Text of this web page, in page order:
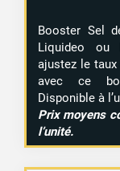
Booster Sel
Liquideo ou
ajustez le
avec ce
Disponible à
Prix moyens
l’unité.